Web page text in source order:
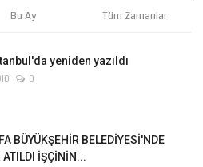
Bu Ay Tüm Zamanlar
yeniden yazıldı
0
BÜYÜKŞEHİR BELEDİYESİ'NDE
İŞÇİNİN...